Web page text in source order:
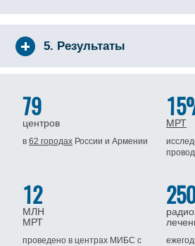
5. Результаты
79
центров
в62 городах Россиии Армении
МРТ
12
МЛН
МРТ
проведено в центрах МИБСс